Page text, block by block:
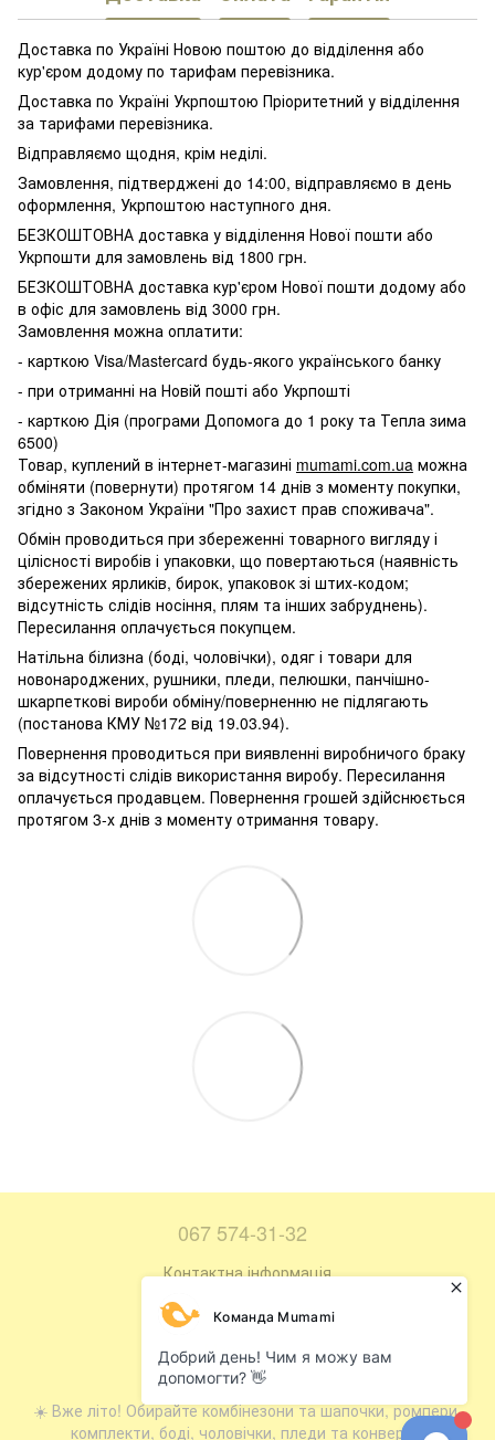
Доставка по Україні Новою поштою до відділення або
кур'єром додому по тарифам перевізника.
Доставка по Україні Укрпоштою Пріоритетний у відділення
за тарифами перевізника.
Відправляємо щодня, крім неділі.
Замовлення, підтверджені до 14:00, відправляємо в день
оформлення, Укрпоштою наступного дня.
БЕЗКОШТОВНА доставка у відділення Нової пошти або
Укрпошти для замовлень від 1800 грн.
БЕЗКОШТОВНА доставка кур'єром Нової пошти додому або
в офіс для замовлень від 3000 грн.
Замовлення можна оплатити:
- карткою Visa/Mastercard будь-якого українського банку
- при отриманні на Новій пошті або Укрпошті
- карткою Дія (програми Допомога до 1 року та Тепла зима
6500)
Товар, куплений в інтернет-магазині mumami.com.ua можна
обміняти (повернути) протягом 14 днів з моменту покупки,
згідно з Законом України "Про захист прав споживача".
Обмін проводиться при збереженні товарного вигляду і
цілісності виробів і упаковки, що повертаються (наявність
збережених ярликів, бирок, упаковок зі штих-кодом;
відсутність слідів носіння, плям та інших забруднень).
Пересилання оплачується покупцем.
Натільна білизна (боді, чоловічки), одяг і товари для
новонароджених, рушники, пледи, пелюшки, панчішно-
шкарпеткові вироби обміну/поверненню не підлягають
(постанова КМУ №172 від 19.03.94).
Повернення проводиться при виявленні виробничого браку
за відсутності слідів використання виробу. Пересилання
оплачується продавцем. Повернення грошей здійснюється
протягом 3-х днів з моменту отримання товару.
067 574-31-32
Контактна інформація
Повна версія сайту
Мапа сайту
© 2016—2026
☀️ Вже літо! Обирайте комбінезони та шапочки, ромпери,
комплекти, боді, чоловічки, пледи та конверти.